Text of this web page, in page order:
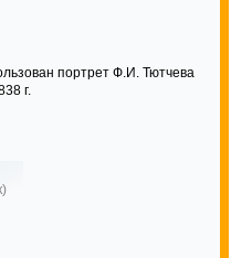
портрет Ф.И. Тютчева
г.